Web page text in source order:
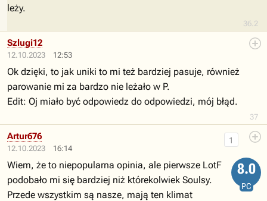
36.2
leży.
12.10.2023 12:53
37
Szlugi12
Ok dzięki, to jak uniki to mi też bardziej pasuje, również
parowanie mi za bardzo nie leżało w P.
Edit: Oj miało być odpowiedz do odpowiedzi, mój błąd.
12.10.2023 16:14
1
Artur676
8.0
PC
Wiem, że to niepopularna opinia, ale pierwsze LotF
podobało mi się bardziej niż którekolwiek Soulsy.
Przede wszystkim są nasze, mają ten klimat